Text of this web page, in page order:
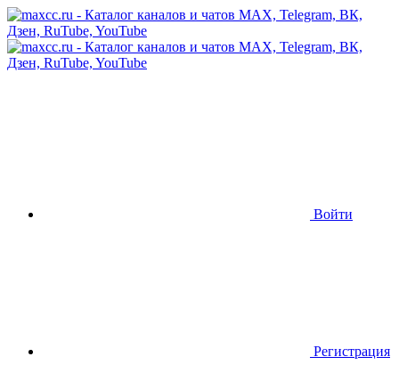
Войти
Регистрация